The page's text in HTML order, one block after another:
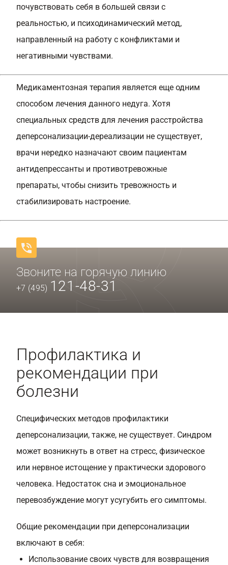
почувствовать себя в большей связи с
реальностью, и психодинамический метод,
направленный на работу с конфликтами и
негативными чувствами.
Медикаментозная терапия является еще одним
способом лечения данного недуга. Хотя
специальных средств для лечения расстройства
деперсонализации-дереализации не существует,
врачи нередко назначают своим пациентам
антидепрессанты и противотревожные
препараты, чтобы снизить тревожность и
стабилизировать настроение.
Звоните на горячую линию
+7 (495) 121-48-31
Профилактика и
рекомендации при
болезни
Специфических методов профилактики
деперсонализации, также, не существует. Синдром
может возникнуть в ответ на стресс, физическое
или нервное истощение у практически здорового
человека. Недостаток сна и эмоциональное
перевозбуждение могут усугубить его симптомы.
Общие рекомендации при деперсонализации
включают в себя:
Использование своих чувств для возвращения